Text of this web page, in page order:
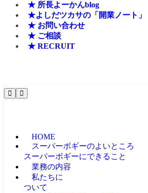
★ 所長よーかんblog
★よしだツカサの「開業ノート」
★ お問い合わせ
★ ご相談
★ RECRUIT
HOME
スーパーボギーのよいところ
スーパーボギーにできること
業務の内容
私たちに
ついて